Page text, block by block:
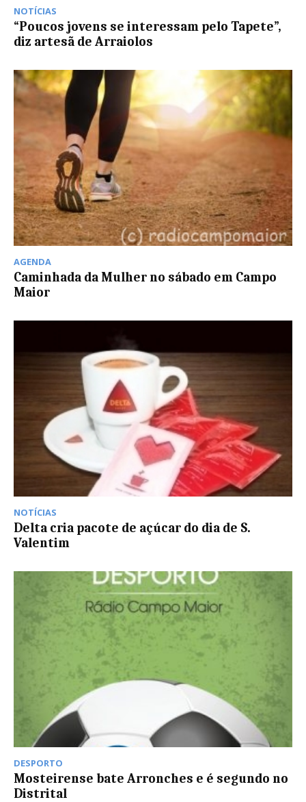
NOTÍCIAS
“Poucos jovens se interessam pelo Tapete”,
diz artesã de Arraiolos
AGENDA
Caminhada da Mulher no sábado em Campo
Maior
NOTÍCIAS
Delta cria pacote de açúcar do dia de S.
Valentim
DESPORTO
Mosteirense bate Arronches e é segundo no
Distrital